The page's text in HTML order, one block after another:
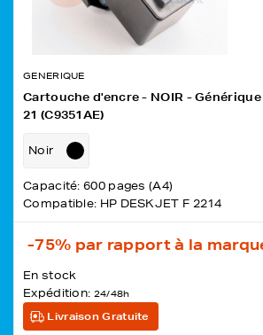
GENERIQUE
Cartouche d'encre - NOIR -
21 (C9351AE)
Noir
Capacité: 600 pages (A4)
Compatible: HP DESKJET F 2214
-75% par rapport à la
En stock
Expédition: 24/48h
Livraison Gratuite